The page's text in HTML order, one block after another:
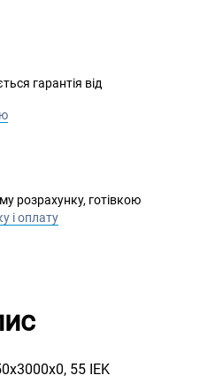
гарантія від
розрахунку, готівкою
і оплату
55 IEK